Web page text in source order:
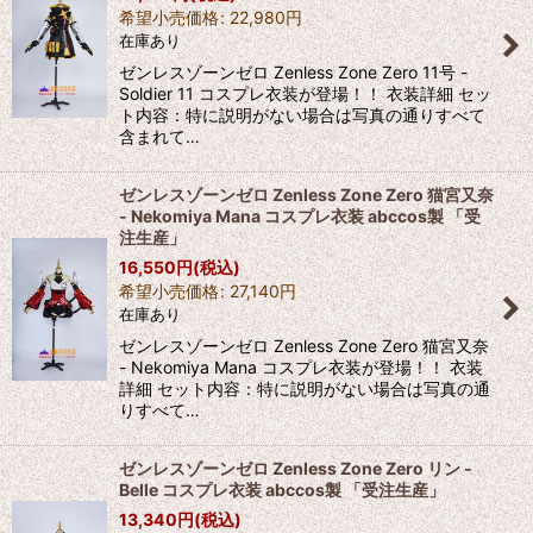
希望小売価格: 22,980円
在庫あり
ゼンレスゾーンゼロ Zenless Zone Zero 11号 -
Soldier 11 コスプレ衣装が登場！！ 衣装詳細 セッ
ト内容：特に説明がない場合は写真の通りすべて
含まれて…
ゼンレスゾーンゼロ Zenless Zone Zero 猫宮又奈
- Nekomiya Mana コスプレ衣装 abccos製 「受
注生産」
16,550円(税込)
希望小売価格: 27,140円
在庫あり
ゼンレスゾーンゼロ Zenless Zone Zero 猫宮又奈
- Nekomiya Mana コスプレ衣装が登場！！ 衣装
詳細 セット内容：特に説明がない場合は写真の通
りすべて…
ゼンレスゾーンゼロ Zenless Zone Zero リン -
Belle コスプレ衣装 abccos製 「受注生産」
13,340円(税込)